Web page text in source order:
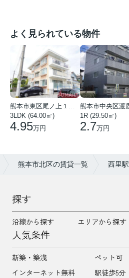
よく見られている物件
3LDK (64.00㎡)
4.95万円
1R (29.50㎡)
2.7万円
熊本市北区の賃貸一覧 西里駅
探す
沿線から探す エリアから探す
人気条件
新築・築浅 ペット可
インターネット無料
駅徒歩5分